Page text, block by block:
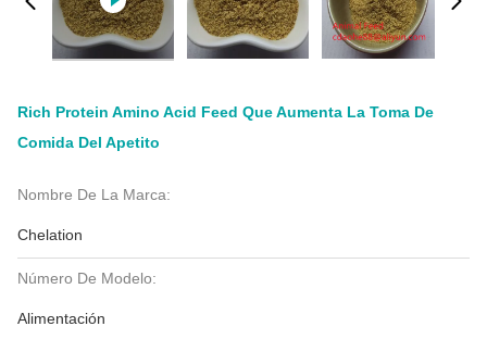
Rich Protein Amino Acid Feed Que Aumenta La Toma De
Comida Del Apetito
Nombre De La Marca:
Chelation
Número De Modelo:
Alimentación